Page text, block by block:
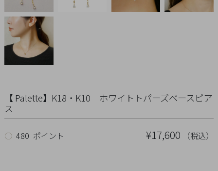
【 Palette】K18・K10 ホワイトトパーズベースピア
ス
¥17,600 （税込）
○ 480 ポイント
ALL
Necklace
Pierced
Earrings
Charm
Ring